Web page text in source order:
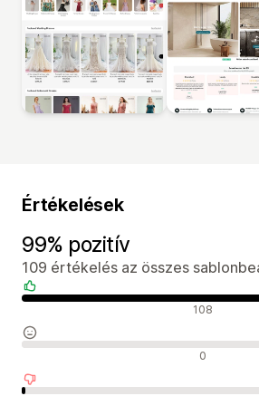
Értékelések
99% pozitív
109 értékelés az összes
Pozitív értékelések 108
Semleges értékelések 0